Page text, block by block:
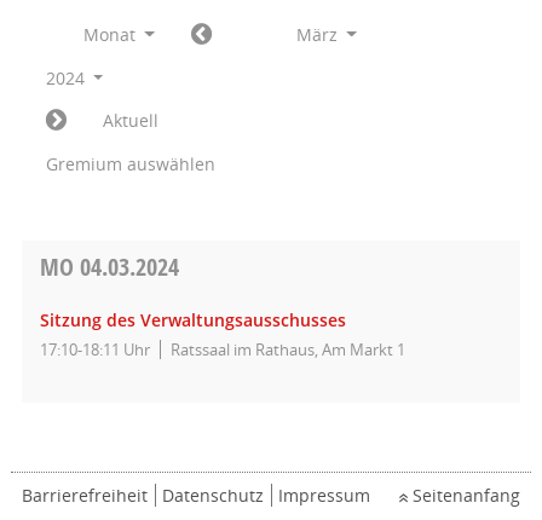
Monat
März
2024
Aktuell
Gremium auswählen
MO 04.03.2024
Sitzung des Verwaltungsausschusses
17:10-18:11 Uhr Ratssaal im Rathaus, Am Markt 1
Barrierefreiheit Datenschutz Impressum Seitenanfang